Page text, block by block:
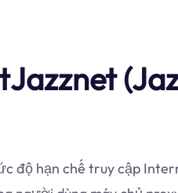
độ hạn chế truy cập